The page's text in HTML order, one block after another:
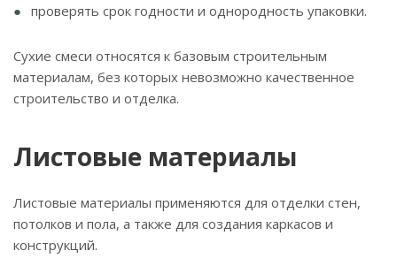
проверять срок годности и однородность упаковки.
Сухие смеси относятся к базовым строительным
материалам, без которых невозможно качественное
строительство и отделка.
Листовые материалы
Листовые материалы применяются для отделки стен,
потолков и пола, а также для создания каркасов и
конструкций.